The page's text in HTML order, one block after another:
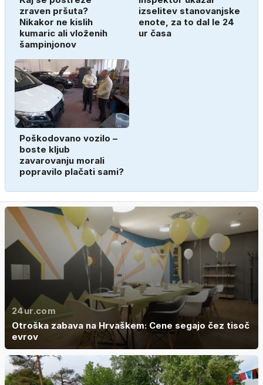
zraven pršuta?
Nikakor ne kislih
kumaric ali vloženih
šampinjonov
izselitev stanovanjske
enote, za to dal le 24
ur časa
Poškodovano vozilo –
boste kljub
zavarovanju morali
popravilo plačati sami?
24ur.com
Otroška zabava na Hrvaškem: Cene segajo čez tisoč
evrov